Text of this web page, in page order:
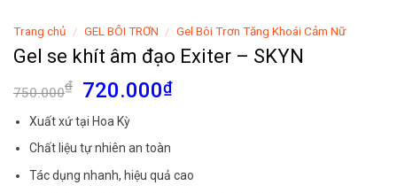
Trang chủ / GEL BÔI TRƠN / Gel Bôi Trơn Tăng Khoái Cảm Nữ
Gel se khít âm đạo Exiter – SKYN
750.000₫
Giá
gốc
là:
750.000₫.
720.000₫Giá
720.000₫.
Xuất xứ tại Hoa Kỳ
Chất liệu tự nhiên an toàn
Tác dụng nhanh, hiệu quả cao